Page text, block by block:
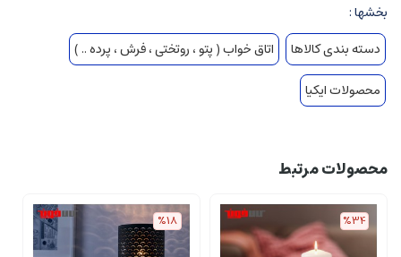
بخشها :
دسته بندی کالاها
اتاق خواب ( پتو ، روتختی ، فرش ، پرده .. )
محصولات ایکیا
محصولات مرتبط
%34
%18